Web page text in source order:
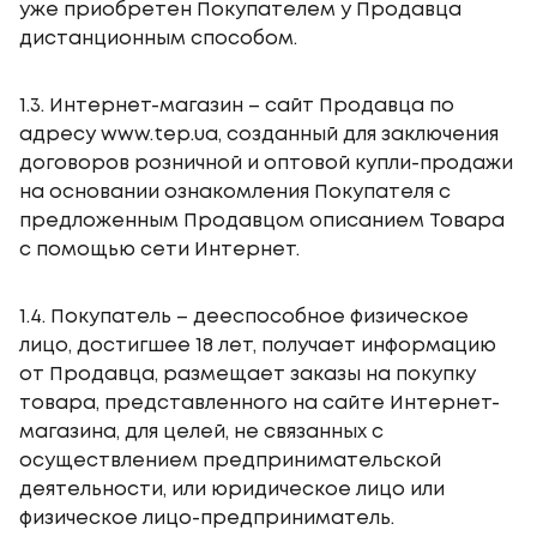
уже приобретен Покупателем у Продавца
дистанционным способом.
1.3. Интернет-магазин – сайт Продавца по
адресу www.tep.ua, созданный для заключения
договоров розничной и оптовой купли-продажи
на основании ознакомления Покупателя с
предложенным Продавцом описанием Товара
с помощью сети Интернет.
1.4. Покупатель – дееспособное физическое
лицо, достигшее 18 лет, получает информацию
от Продавца, размещает заказы на покупку
товара, представленного на сайте Интернет-
магазина, для целей, не связанных с
осуществлением предпринимательской
деятельности, или юридическое лицо или
физическое лицо-предприниматель.